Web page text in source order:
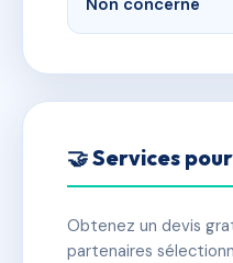
Non concerné
🤝 Services
Obtenez un devis
partenaires